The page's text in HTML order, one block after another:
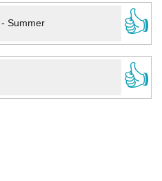
- Summer
👍
👍